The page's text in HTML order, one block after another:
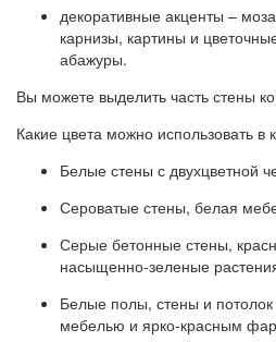
декоративные акценты –
карнизы, картины и
абажуры.
Вы можете выделить часть стены
Какие цвета можно использовать в
Белые стены с двухцветной
Сероватые стены, белая
Серые бетонные стены,
насыщенно-зеленые
Белые полы, стены и
мебелью и ярко-красным